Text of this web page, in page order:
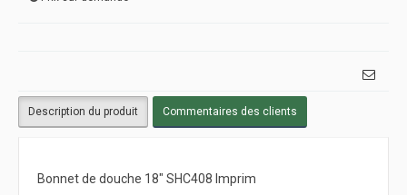
Description du produit Commentaires des clients
Bonnet de douche 18" SHC408 Imprim